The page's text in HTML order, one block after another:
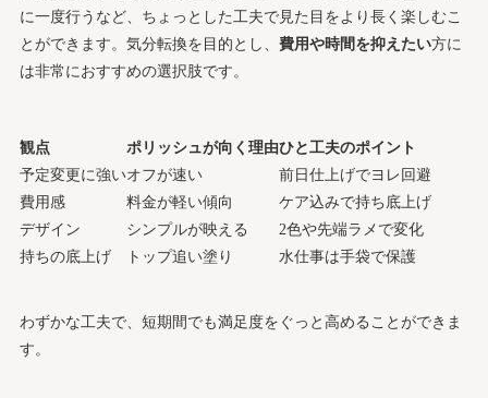
に一度行うなど、ちょっとした工夫で見た目をより長く楽しむこ
とができます。気分転換を目的とし、 費用や時間を抑えたい方に
は非常におすすめの選択肢です。
観点 ポリッシュが向く理由ひと工夫のポイント
予定変更に強いオフが速い
前日仕上げでヨレ回避
費用感
料金が軽い傾向
ケア込みで持ち底上げ
デザイン
シンプルが映える
2色や先端ラメで変化
持ちの底上げ
トップ追い塗り 水仕事は手袋で保護
わずかな工夫で、短期間でも満足度をぐっと高めることができま
す。